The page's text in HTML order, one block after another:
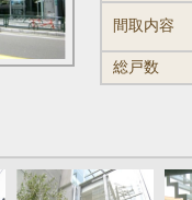
間取内容
総戸数